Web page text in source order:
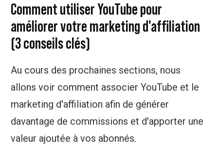
Comment utiliser YouTube pour
améliorer votre marketing d'affiliation
(3 conseils clés)
Au cours des prochaines sections, nous
allons voir comment associer YouTube et le
marketing d'affiliation afin de générer
davantage de commissions et d'apporter une
valeur ajoutée à vos abonnés.